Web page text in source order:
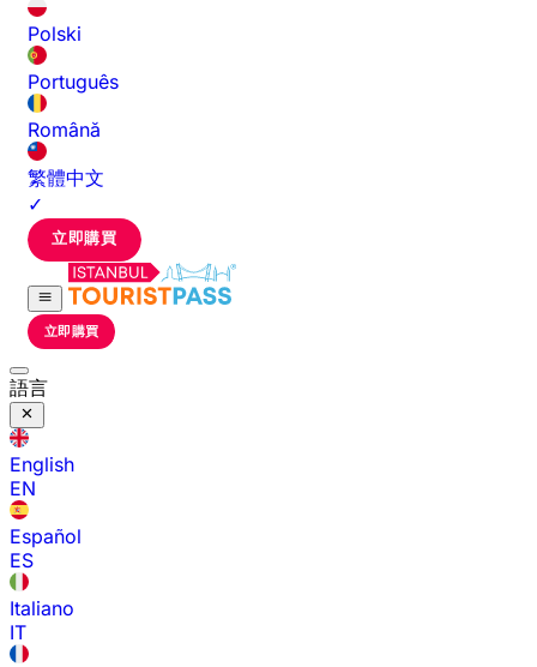
Polski
Português
Română
繁體中文
✓
立即購買
立即購買
語言
English
EN
Español
ES
Italiano
IT